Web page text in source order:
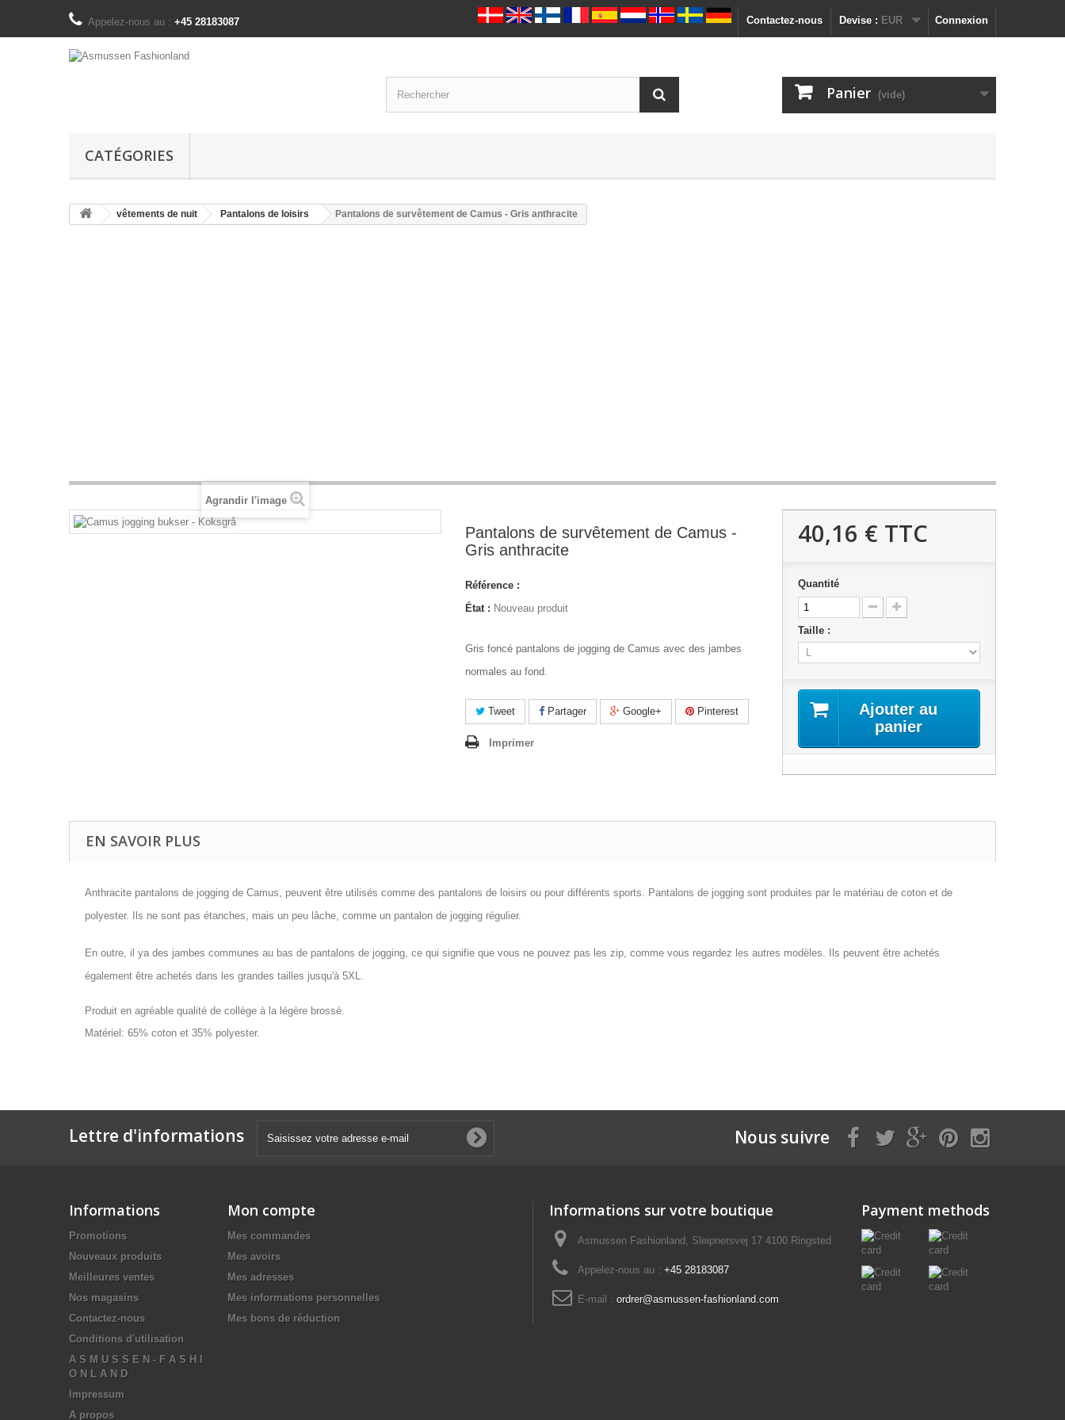
Connexion
Devise : EUR
Contactez-nous
Appelez-nous au : +45 28183087
Panier (vide)
CATÉGORIES
vêtements de nuit Pantalons de loisirs Pantalons de survêtement de Camus - Gris anthracite
Agrandir l'image
Pantalons de survêtement de Camus -
Gris anthracite
Référence :
État : Nouveau produit
Gris foncé pantalons de jogging de Camus avec des jambes
normales au fond.
Tweet Partager Google+ Pinterest
Imprimer
40,16 € TTC
Quantité
Taille :
Ajouter au
panier
EN SAVOIR PLUS
Anthracite pantalons de jogging de Camus, peuvent être utilisés comme des pantalons de loisirs ou pour différents sports. Pantalons de jogging sont produites par le matériau de coton et de
polyester. Ils ne sont pas étanches, mais un peu lâche, comme un pantalon de jogging régulier.
En outre, il ya des jambes communes au bas de pantalons de jogging, ce qui signifie que vous ne pouvez pas les zip, comme vous regardez les autres modèles. Ils peuvent être achetés
également être achetés dans les grandes tailles jusqu'à 5XL.
Produit en agréable qualité de collège à la légère brossé.
Matériel: 65% coton et 35% polyester.
Lettre d'informations Nous suivre
Informations
Promotions
Nouveaux produits
Meilleures ventes
Nos magasins
Contactez-nous
Conditions d'utilisation
A S M U S S E N - F A S H I
O N L A N D
Impressum
A propos
Mon compte
Mes commandes
Mes avoirs
Mes adresses
Mes informations personnelles
Mes bons de réduction
Informations sur votre boutique
Asmussen Fashionland, Sleipnersvej 17 4100 Ringsted
Appelez-nous au : +45 28183087
E-mail : ordrer@asmussen-fashionland.com
Payment methods